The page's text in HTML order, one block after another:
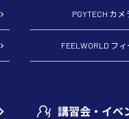
PGYTECH カ
FEELWORLD フ
講習会・イベ